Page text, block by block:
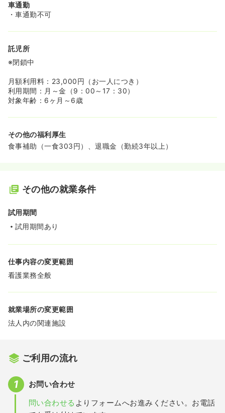
車通勤
・車通勤不可
託児所
※閉鎖中
月額利用料：23,000円（お一人につき）
利用期間：月～金（9：00～17：30）
対象年齢：6ヶ月～6歳
その他の福利厚生
食事補助（一食303円）、退職金（勤続3年以上）
その他の就業条件
試用期間
試用期間あり
仕事内容の変更範囲
看護業務全般
就業場所の変更範囲
法人内の関連施設
ご利用の流れ
お問い合わせ
問い合わせる よりフォームへお進みください。お電話